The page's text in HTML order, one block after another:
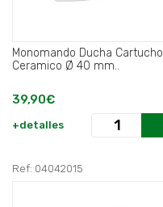
Monomando Ducha Cartucho
Ceramico Ø 40 mm..
39,90€
+detalles
Ref: 04042015